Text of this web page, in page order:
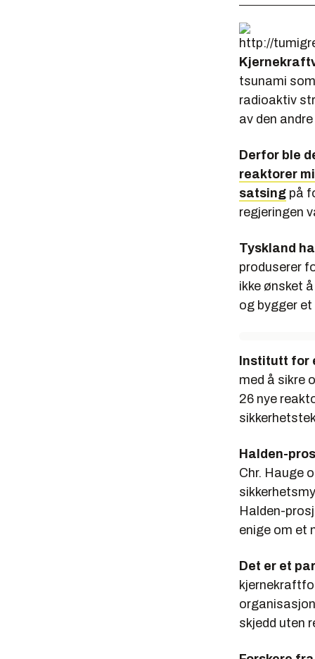
tsunami
radioaktiv
av den
Derfor ble
reaktorer
satsing på
regjeringen
Tyskland
produserer
ikke ønsket
og bygger
Institutt for
med å sikre
26 nye
Halden-
Chr. Hauge
Halden-
enige om et
Det er et
skjedd uten